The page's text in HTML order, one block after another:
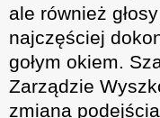
ale również
najczęściej
gołym okiem.
Zarządzie
zmiana